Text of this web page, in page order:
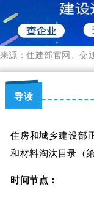
来源：住建部官网、交
导读
住房和城乡建设部
和材料淘汰目录（
时间节点：